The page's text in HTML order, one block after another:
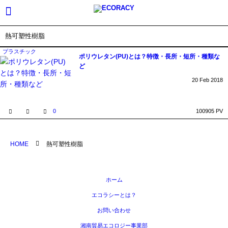
熱可塑性樹脂
プラスチック
ポリウレタン(PU)とは？特徴・長所・短所・種類な
ど
20 Feb 2018
0 100905 PV
HOME 熱可塑性樹脂
ホーム
エコラシーとは？
お問い合わせ
湘南貿易エコロジー事業部